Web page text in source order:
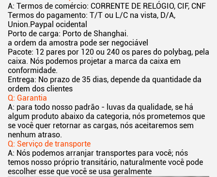
A: Termos de comércio: CORRENTE DE RELÓGIO, CIF, CNF
Termos do pagamento: T/T ou L/C na vista, D/A,
Union.Paypal ocidental
Porto de carga: Porto de Shanghai.
a ordem da amostra pode ser negociável
Pacote: 12 pares por 120 ou 240 os pares do polybag, pela
caixa. Nós podemos projetar a marca da caixa em
conformidade.
Entrega: No prazo de 35 dias, depende da quantidade da
ordem dos clientes
Q: Garantia
A: para todo nosso padrão - luvas da qualidade, se há
algum produto abaixo da categoria, nós prometemos que
se você quer retornar as cargas, nós aceitaremos sem
nenhum atraso.
Q: Serviço de transporte
A: Nós podemos arranjar transportes para você; nós
temos nosso próprio transitário, naturalmente você pode
escolher esse que você se usa geralmente